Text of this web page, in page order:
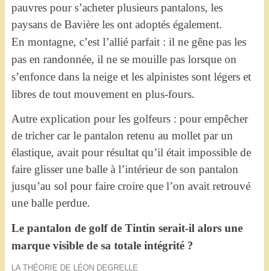
pauvres pour s’acheter plusieurs pantalons, les
paysans de Bavière les ont adoptés également.
En montagne, c’est l’allié parfait : il ne gêne pas les
pas en randonnée, il ne se mouille pas lorsque on
s’enfonce dans la neige et les alpinistes sont légers et
libres de tout mouvement en plus-fours.
Autre explication pour les golfeurs : pour empêcher
de tricher car le pantalon retenu au mollet par un
élastique, avait pour résultat qu’il était impossible de
faire glisser une balle à l’intérieur de son pantalon
jusqu’au sol pour faire croire que l’on avait retrouvé
une balle perdue.
Le pantalon de golf de Tintin serait-il alors une
marque visible de sa totale intégrité ?
LA THÉORIE DE LÉON DEGRELLE